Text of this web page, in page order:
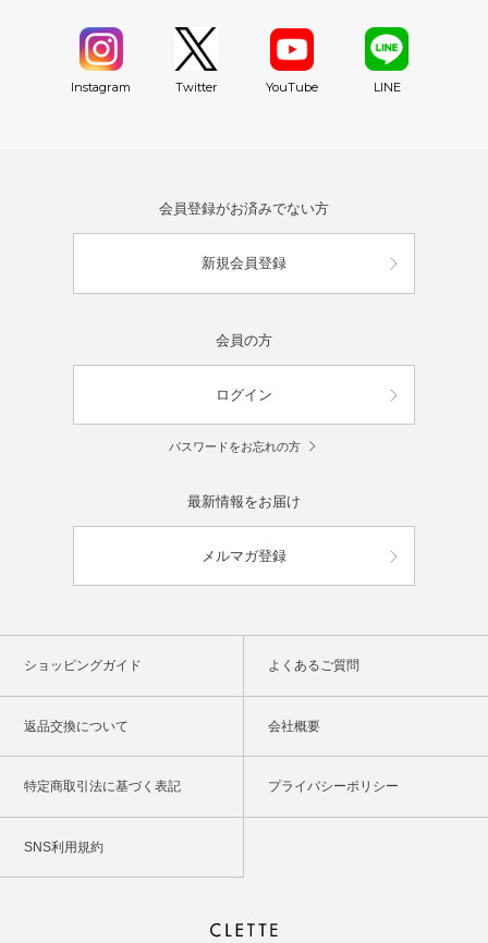
Instagram Twitter YouTube LINE
会員登録がお済みでない方
新規会員登録
会員の方
ログイン
パスワードをお忘れの方
最新情報をお届け
メルマガ登録
ショッピングガイド よくあるご質問
返品交換について 会社概要
特定商取引法に基づく表記 プライバシーポリシー
SNS利用規約